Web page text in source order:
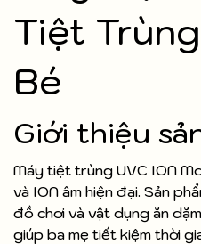
Tiệt
Bé
Giới thiệu
Máy tiệt trùng UVC ION
và ION âm hiện đại. Sản
đồ chơi và vật dụng ăn
giúp ba mẹ tiết kiệm thời